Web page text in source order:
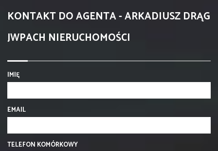
KONTAKT DO AGENTA - ARKADIUSZ DRĄG
JWPACH NIERUCHOMOŚCI
IMIĘ
EMAIL
TELEFON KOMÓRKOWY